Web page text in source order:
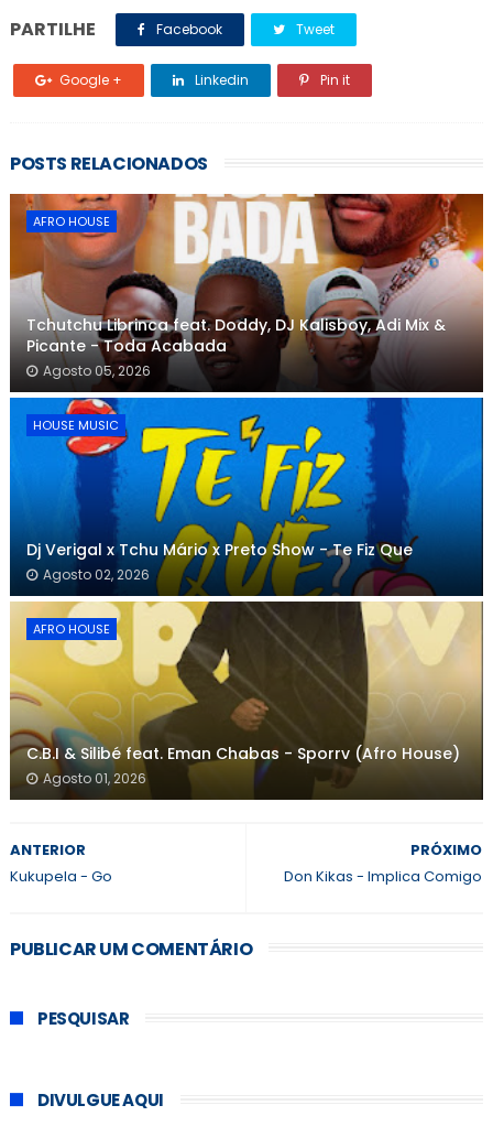
PARTILHE Facebook Tweet
Google + Linkedin Pin it
POSTS RELACIONADOS
AFRO HOUSE
Tchutchu Librinca feat. Doddy, DJ Kalisboy, Adi Mix &
Picante - Toda Acabada
Agosto 05, 2026
HOUSE MUSIC
Dj Verigal x Tchu Mário x Preto Show - Te Fiz Que
Agosto 02, 2026
AFRO HOUSE
C.B.I & Silibé feat. Eman Chabas - Sporrv (Afro House)
Agosto 01, 2026
PRÓXIMO
Don Kikas - Implica Comigo
ANTERIOR
Kukupela - Go
PUBLICAR UM COMENTÁRIO
PESQUISAR
DIVULGUE AQUI